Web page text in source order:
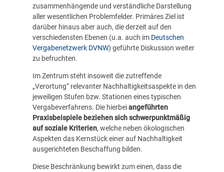
zusammenhängende und verständliche Darstellung
aller wesentlichen Problemfelder. Primäres Ziel ist
darüber hinaus aber auch, die derzeit auf den
verschiedensten Ebenen (u.a. auch im Deutschen
Vergabenetzwerk DVNW) geführte Diskussion weiter
zu befruchten.
Im Zentrum steht insoweit die zutreffende
„Verortung“ relevanter Nachhaltigkeitsaspekte in den
jeweiligen Stufen bzw. Stationen eines typischen
Vergabeverfahrens. Die hierbeiangeführten
Praxisbeispiele beziehen sich schwerpunktmäßig
auf soziale Kriterien, welche neben ökologischen
Aspekten das Kernstück einer auf Nachhaltigkeit
ausgerichteten Beschaffung bilden.
Diese Beschränkung bewirkt zum einen, dass die